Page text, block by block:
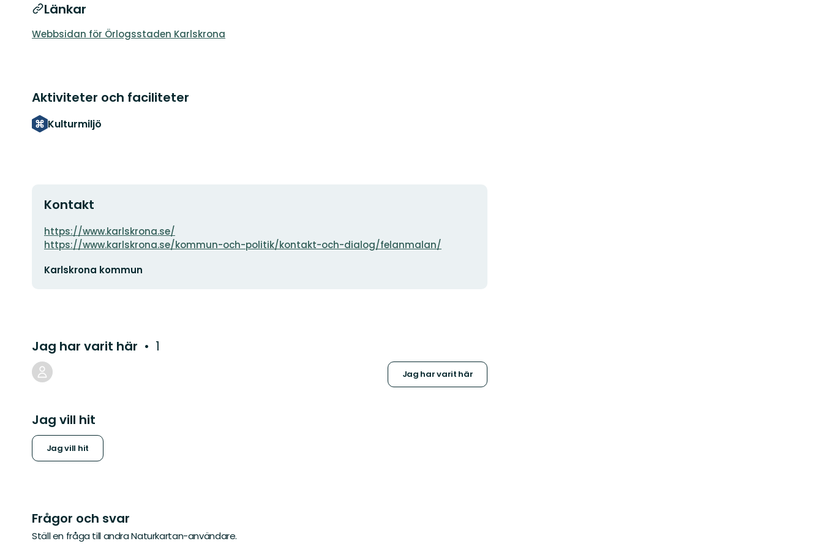
Länkar
Webbsidan för Örlogsstaden Karlskrona
Aktiviteter och faciliteter
Kulturmiljö
Kontakt
Adress
https://www.karlskrona.se/
https://www.karlskrona.se/kommun-och-politik/kontakt-och-dialog/felanmalan/
postadress
Karlskrona kommun
Jag har varit här 1
Jag har varit här
Jag vill hit
Jag vill hit
Frågor och svar
Ställ en fråga till andra Naturkartan-användare.